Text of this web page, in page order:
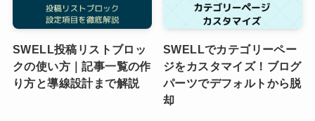
SWELL投稿リストブロッ
クの使い方｜記事一覧の作
り方と導線設計まで解説
SWELLでカテゴリーペー
ジをカスタマイズ！ブログ
パーツでデフォルトから脱
却